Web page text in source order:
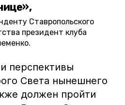
Ставропольского
президент клуба
перспективы
Света нынешнего
должен пройти